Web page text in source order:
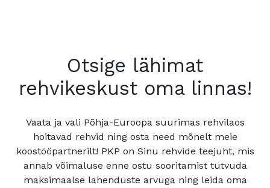
Otsige lähimat
rehvikeskust oma linnas!
Vaata ja vali Põhja-Euroopa suurimas rehvilaos
hoitavad rehvid ning osta need mõnelt meie
koostööpartnerilt! PKP on Sinu rehvide teejuht, mis
annab võimaluse enne ostu sooritamist tutvuda
maksimaalse lahenduste arvuga ning leida oma